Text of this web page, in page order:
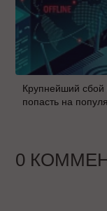
Крупнейший сбой
попасть на
0